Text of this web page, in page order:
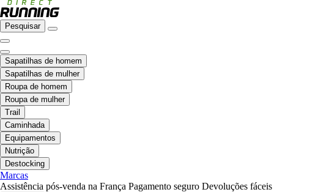
Pesquisar
Sapatilhas de homem
Sapatilhas de mulher
Roupa de homem
Roupa de mulher
Trail
Caminhada
Equipamentos
Nutrição
Destocking
Marcas
Assistência pós-venda na França Pagamento seguro Devoluções fáceis